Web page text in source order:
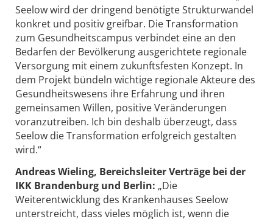
Seelow wird der dringend benötigte Strukturwandel
konkret und positiv greifbar. Die Transformation
zum Gesundheitscampus verbindet eine an den
Bedarfen der Bevölkerung ausgerichtete regionale
Versorgung mit einem zukunftsfesten Konzept. In
dem Projekt bündeln wichtige regionale Akteure des
Gesundheitswesens ihre Erfahrung und ihren
gemeinsamen Willen, positive Veränderungen
voranzutreiben. Ich bin deshalb überzeugt, dass
Seelow die Transformation erfolgreich gestalten
wird.“
Andreas Wieling, Bereichsleiter Verträge bei der
IKK Brandenburg und Berlin: „Die
Weiterentwicklung des Krankenhauses Seelow
unterstreicht, dass vieles möglich ist, wenn die